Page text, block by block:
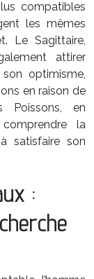
compatibles
les mêmes
Le Sagittaire,
attirer
optimisme,
en raison de
Poissons, en
la
satisfaire son
: